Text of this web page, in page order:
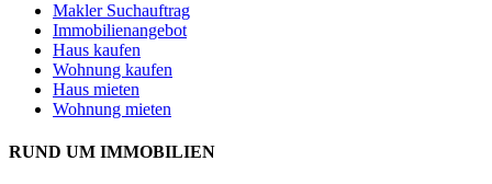
Makler Suchauftrag
Immobilienangebot
Haus kaufen
Wohnung kaufen
Haus mieten
Wohnung mieten
RUND UM IMMOBILIEN